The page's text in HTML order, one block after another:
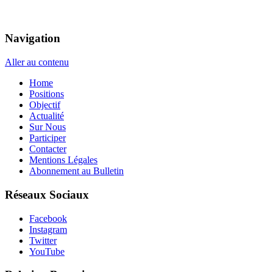
Navigation
Aller au contenu
Home
Positions
Objectif
Actualité
Sur Nous
Participer
Contacter
Mentions Légales
Abonnement au Bulletin
Réseaux Sociaux
Facebook
Instagram
Twitter
YouTube